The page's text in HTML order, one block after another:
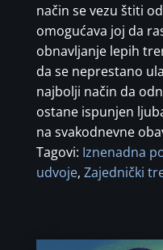
način se vezu štiti
omogućava joj da
obnavljanje lepih
da se neprestano
najbolji način da
ostane ispunjen
na svakodnevne
Tagovi: Iznenadna
udvoje, Zajednički